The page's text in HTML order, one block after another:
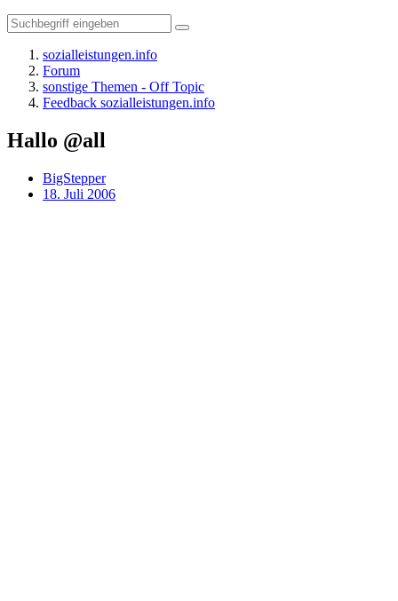
sozialleistungen.info
Forum
sonstige Themen - Off Topic
Feedback sozialleistungen.info
Hallo @all
BigStepper
18. Juli 2006